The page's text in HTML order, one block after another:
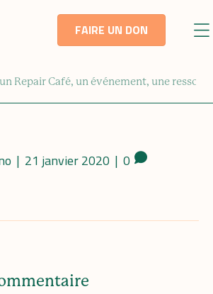
FAIRE UN DON
| 21 janvier 2020 | 0